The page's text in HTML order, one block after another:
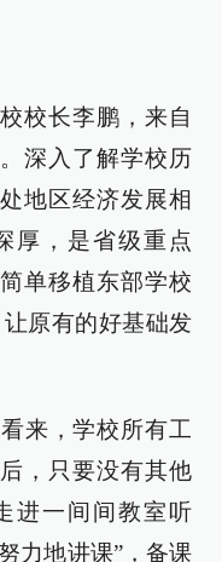
校长李鹏，来自
深入了解学校历
地区经济发展相
厚，是省级重点
单移植东部学校
原有的好基础发
来，学校所有工
，只要没有其他
进一间间教室听
力地讲课”，备课